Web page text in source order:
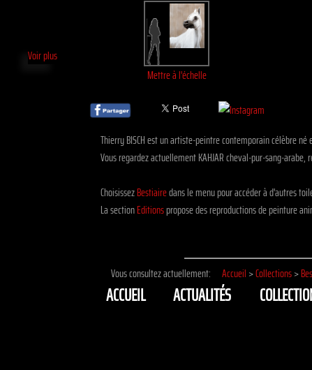
Voir plus
Mettre à l'échelle
Thierry BISCH est un artiste-peintre contemporain célèbre
Vous regardez actuellement KAHJAR cheval-pur-sang-
ChoisissezBestiairedans le menu pour accéder à d'autres
La sectionEditionspropose des reproductions de peinture
Vous consultez actuellement: Accueil >Collections>
ACCUEIL ACTUALITÉS